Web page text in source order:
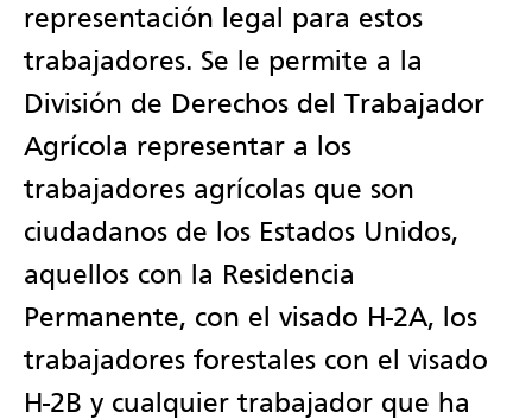
representación legal para estos
trabajadores. Se le permite a la
División de Derechos del Trabajador
Agrícola representar a los
trabajadores agrícolas que son
ciudadanos de los Estados Unidos,
aquellos con la Residencia
Permanente, con el visado H-2A, los
trabajadores forestales con el visado
H-2B y cualquier trabajador que ha